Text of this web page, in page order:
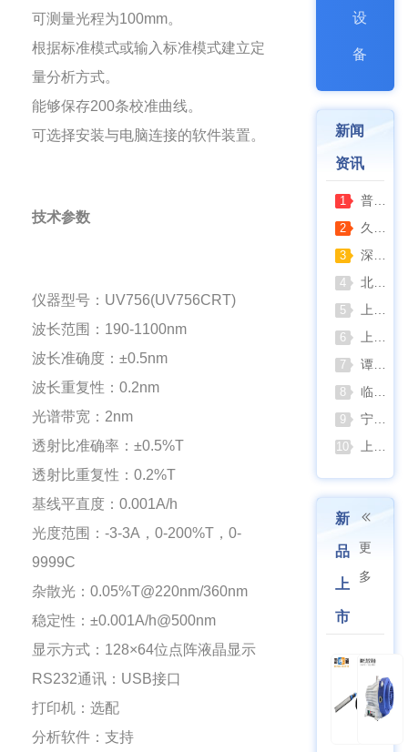
可测量光程为100mm。
根据标准模式或输入标准模式建立定
量分析方式。
能够保存200条校准曲线。
可选择安装与电脑连接的软件装置。
技术参数
仪器型号：UV756(UV756CRT)
波长范围：190-1100nm
波长准确度：±0.5nm
波长重复性：0.2nm
光谱带宽：2nm
透射比准确率：±0.5%T
透射比重复性：0.2%T
基线平直度：0.001A/h
光度范围：-3-3A，0-200%T，0-
9999C
杂散光：0.05%T@220nm/360nm
稳定性：±0.001A/h@500nm
显示方式：128×64位点阵液晶显示
RS232通讯：USB接口
打印机：选配
分析软件：支持
设
备
新闻
资讯
1 普通烘箱和耐腐蚀烘箱区分
2 久兴医疗高压蒸汽灭菌器：制药科研灭菌的可靠之选
3 深那静音超声波清洗仪：科研洁净新标准，安静高效更安心
4 北京六一电泳仪完整选型指南（分电泳槽 + 电源两大模块，按实验场景直接匹配）
5 上海仪电吸光光度法和荧光分析法的异同
6 上海佑科GC-7860系列网络化气相色谱仪
7 谭氏真空2XZ-2/4直联旋片式真空泵全面升级，取消气镇阀、油镜变大更便捷
8 临海谭氏DVP系列隔膜真空泵：抗腐蚀、高稳定性的实验室与工业真空解决方案
9 宁波久兴JSM系列手提式压力蒸汽灭菌器：安全高效的实验室灭菌利器
10 上海浦春JY系列静水力学天平：工程与科研领域的精准密度测试利器
新
品
上
市
更
多